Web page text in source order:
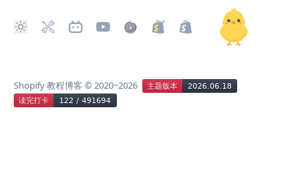
Shopify 教程博客 © 2020~2026